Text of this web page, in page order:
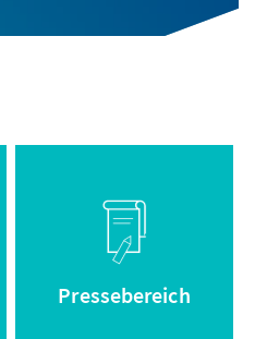
Pressebereich
Zum
Pressebereich